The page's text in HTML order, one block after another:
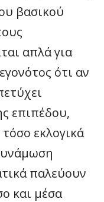
βασικού
απλά για
ότι αν
επιπέδου,
εκλογικά
παλεύουν
και μέσα